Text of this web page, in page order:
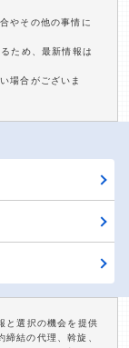
やその他の事情に
ため、最新情報は
場合がございま
と選択の機会を提供
結の代理、斡旋、